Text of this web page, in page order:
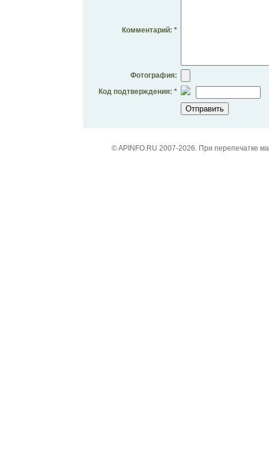
Комментарий: *
Фотография:
Код подтверждения: *
© APINFO.RU 2007-2026. При перепечатке